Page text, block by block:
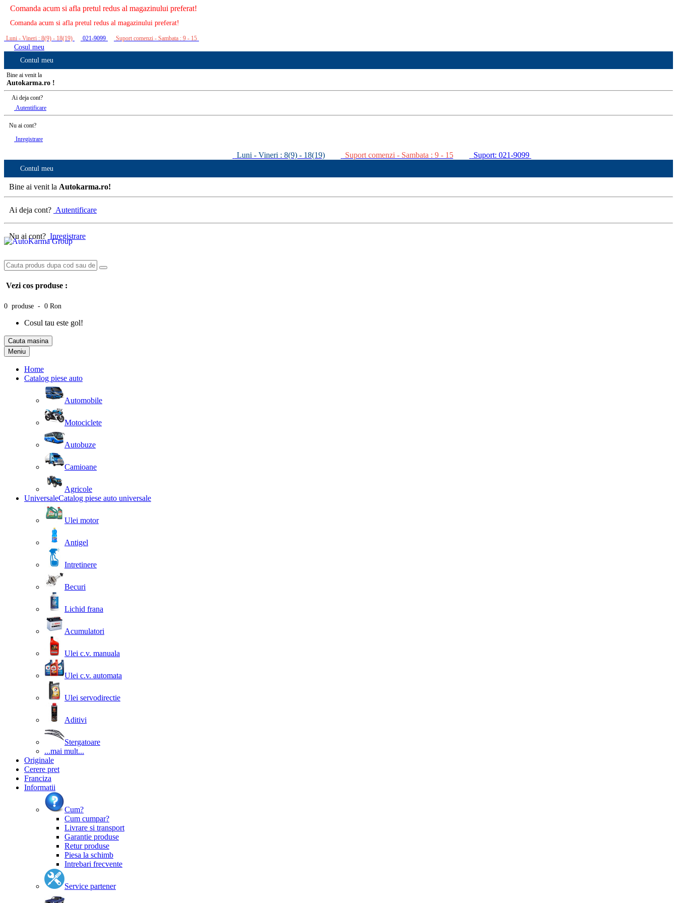
Comanda acum si afla pretul redus al magazinului preferat!
Comanda acum si afla pretul redus al magazinului preferat!
Luni - Vineri : 8(9) - 18(19) 021-9099 Suport comenzi - Sambata : 9 - 15
Cosul meu
Contul meu
Bine ai venit la
Autokarma.ro !
Ai deja cont?
Autentificare
Nu ai cont?
Inregistrare
Luni - Vineri : 8(9) - 18(19) Suport comenzi - Sambata : 9 - 15 Suport: 021-9099
Contul meu
Bine ai venit la Autokarma.ro!
Ai deja cont? Autentificare
Nu ai cont? Inregistrare
Vezi cos produse :
0 produse - 0 Ron
Cosul tau este gol!
Cauta masina
Meniu
Home
Catalog piese auto
Automobile
Motociclete
Autobuze
Camioane
Agricole
UniversaleCatalog piese auto universale
Ulei motor
Antigel
Intretinere
Becuri
Lichid frana
Acumulatori
Ulei c.v. manuala
Ulei c.v. automata
Ulei servodirectie
Aditivi
Stergatoare
...mai mult...
Originale
Cerere pret
Franciza
Informatii
Cum?
Cum cumpar?
Livrare si transport
Garantie produse
Retur produse
Piesa la schimb
Intrebari frecvente
Service partener